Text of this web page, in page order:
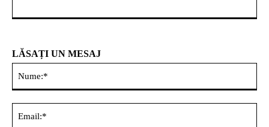
LĂSAȚI UN MESAJ